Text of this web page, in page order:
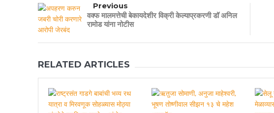
Previous
वक्फ मालमत्तेची बेकायदेशीर विक्री केल्याप्रकरणी डॉ अनिल
रामोड यांना नोटीस
RELATED ARTICLES